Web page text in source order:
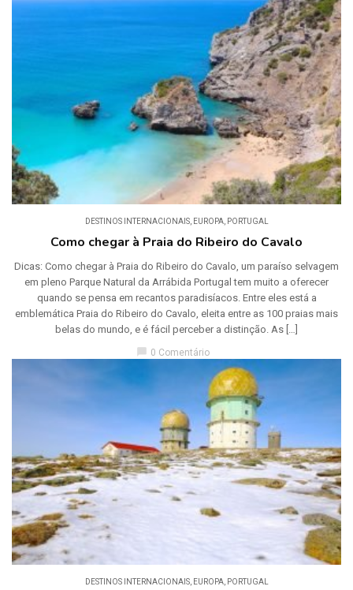
DESTINOS INTERNACIONAIS, EUROPA, PORTUGAL
Como chegar à Praia do Ribeiro do Cavalo
Dicas: Como chegar à Praia do Ribeiro do Cavalo, um paraíso selvagem
em pleno Parque Natural da Arrábida Portugal tem muito a oferecer
quando se pensa em recantos paradisíacos. Entre eles está a
emblemática Praia do Ribeiro do Cavalo, eleita entre as 100 praias mais
belas do mundo, e é fácil perceber a distinção. As […]
0 Comentário
DESTINOS INTERNACIONAIS, EUROPA, PORTUGAL